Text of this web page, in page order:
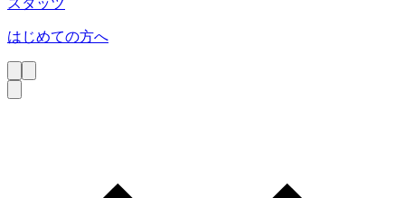
はじめての方へ